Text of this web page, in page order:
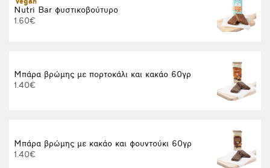
Vegan
Nutri Bar φυστικοβούτυρο
1.60€
Μπάρα βρώμης με πορτοκάλι και κακάο 60γρ
1.40€
Μπάρα βρώμης με κακάο και φουντούκι 60γρ
1.40€